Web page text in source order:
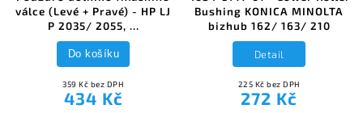
válce (Levé + Pravé) - HP LJ
P 2035/ 2055, ...
359 Kč bez DPH
434 Kč
Do košíku
Bushing KONICA MINOLTA
bizhub 162/ 163/ 210
225 Kč bez DPH
272 Kč
Detail